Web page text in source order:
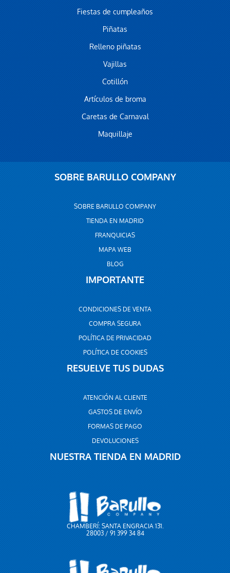
Fiestas de cumpleaños
Piñatas
Relleno piñatas
Vajillas
Cotillón
Artículos de broma
Caretas de Carnaval
Maquillaje
SOBRE BARULLO COMPANY
SOBRE BARULLO COMPANY
TIENDA EN MADRID
FRANQUICIAS
MAPA WEB
BLOG
IMPORTANTE
CONDICIONES DE VENTA
COMPRA SEGURA
POLÍTICA DE PRIVACIDAD
POLÍTICA DE COOKIES
RESUELVE TUS DUDAS
ATENCIÓN AL CLIENTE
GASTOS DE ENVÍO
FORMAS DE PAGO
DEVOLUCIONES
NUESTRA TIENDA EN MADRID
CHAMBERÍ: SANTA ENGRACIA 131.
28003 / 91 399 34 84